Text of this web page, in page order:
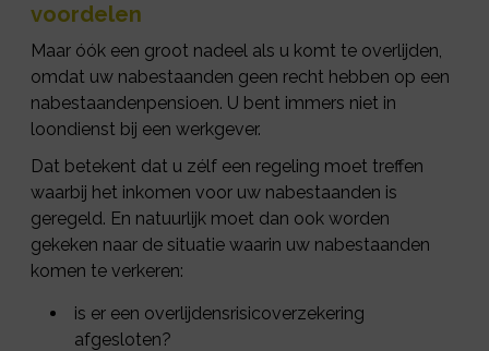
voordelen
Maar óók een groot nadeel als u komt te overlijden,
omdat uw nabestaanden geen recht hebben op een
nabestaandenpensioen. U bent immers niet in
loondienst bij een werkgever.
Dat betekent dat u zélf een regeling moet treffen
waarbij het inkomen voor uw nabestaanden is
geregeld. En natuurlijk moet dan ook worden
gekeken naar de situatie waarin uw nabestaanden
komen te verkeren:
is er een overlijdensrisicoverzekering
afgesloten?